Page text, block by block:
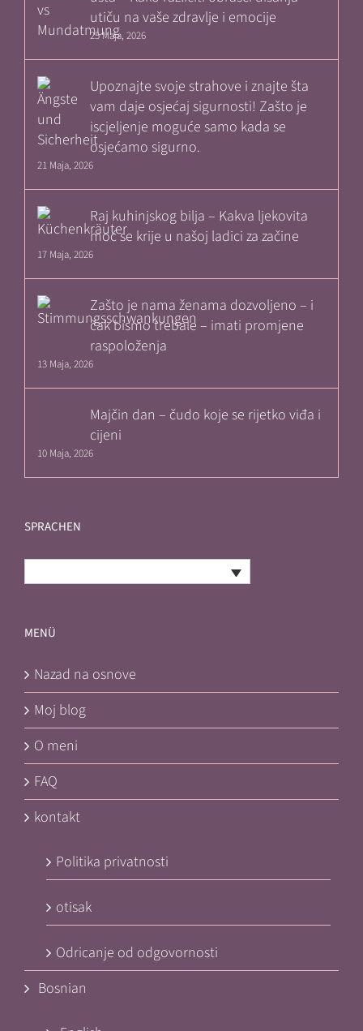
utiču na vaše zdravlje i emocije
25 Maja, 2026
Upoznajte svoje strahove i znajte šta
vam daje osjećaj sigurnosti! Zašto je
iscjeljenje moguće samo kada se
osjećamo sigurno.
21 Maja, 2026
Raj kuhinjskog bilja – Kakva ljekovita
moć se krije u našoj ladici za začine
17 Maja, 2026
Zašto je nama ženama dozvoljeno – i
čak bismo trebale – imati promjene
raspoloženja
13 Maja, 2026
Majčin dan – čudo koje se rijetko viđa i
cijeni
10 Maja, 2026
SPRACHEN
MENÜ
Nazad na osnove
Moj blog
O meni
FAQ
kontakt
Politika privatnosti
otisak
Odricanje od odgovornosti
Bosnian